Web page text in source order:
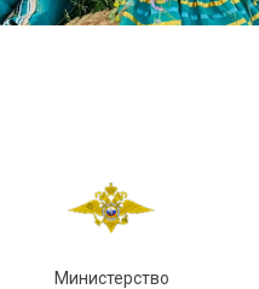
Министерство